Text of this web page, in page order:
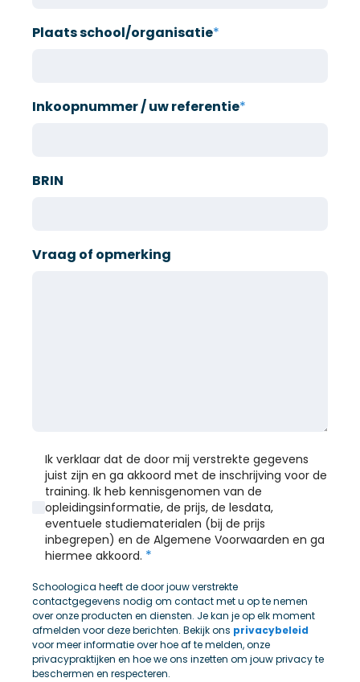
Plaats school/organisatie*
Inkoopnummer / uw referentie*
BRIN
Vraag of opmerking
Ik verklaar dat de door mij verstrekte gegevens
juist zijn en ga akkoord met de inschrijving voor de
training. Ik heb kennisgenomen van de
opleidingsinformatie, de prijs, de lesdata,
eventuele studiematerialen (bij de prijs
inbegrepen) en de Algemene Voorwaarden en ga
hiermee akkoord. *
Schoologica heeft de door jouw verstrekte
contactgegevens nodig om contact met u op te nemen
over onze producten en diensten. Je kan je op elk moment
afmelden voor deze berichten. Bekijk ons privacybeleid
voor meer informatie over hoe af te melden, onze
privacypraktijken en hoe we ons inzetten om jouw privacy te
beschermen en respecteren.